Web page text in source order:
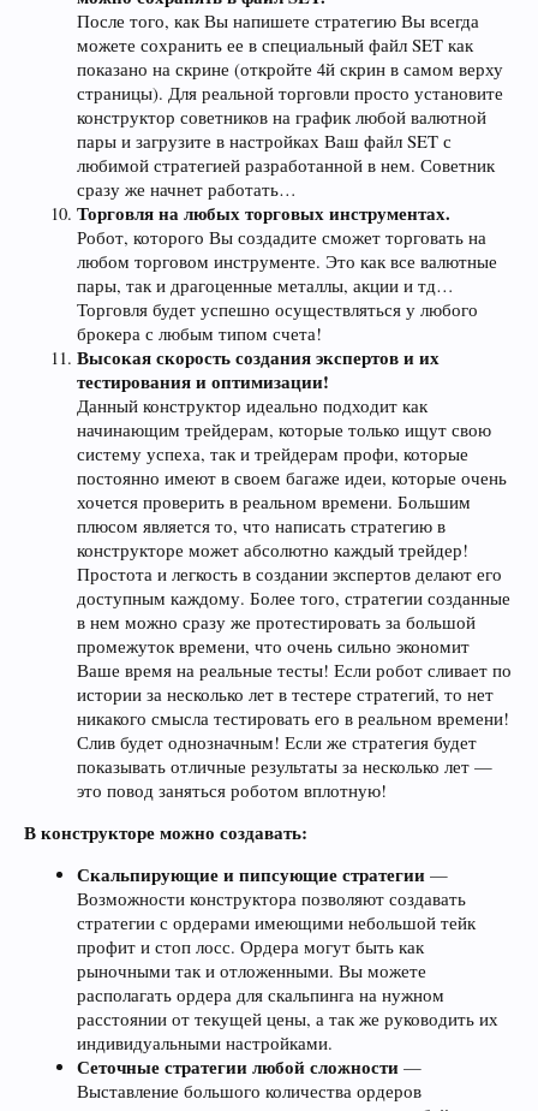
После того, как Вы напишете стратегию Вы всегда
можете сохранить ее в специальный файл SET как
показано на скрине (откройте 4й скрин в самом верху
страницы). Для реальной торговли просто установите
конструктор советников на график любой валютной
пары и загрузите в настройках Ваш файл SET с
любимой стратегией разработанной в нем. Советник
сразу же начнет работать…
Торговля на любых торговых инструментах.
Робот, которого Вы создадите сможет торговать на
любом торговом инструменте. Это как все валютные
пары, так и драгоценные металлы, акции и тд…
Торговля будет успешно осуществляться у любого
брокера с любым типом счета!
Высокая скорость создания экспертов и их
тестирования и оптимизации!
Данный конструктор идеально подходит как
начинающим трейдерам, которые только ищут свою
систему успеха, так и трейдерам профи, которые
постоянно имеют в своем багаже идеи, которые очень
хочется проверить в реальном времени. Большим
плюсом является то, что написать стратегию в
конструкторе может абсолютно каждый трейдер!
Простота и легкость в создании экспертов делают его
доступным каждому. Более того, стратегии созданные
в нем можно сразу же протестировать за большой
промежуток времени, что очень сильно экономит
Ваше время на реальные тесты! Если робот сливает по
истории за несколько лет в тестере стратегий, то нет
никакого смысла тестировать его в реальном времени!
Слив будет однозначным! Если же стратегия будет
показывать отличные результаты за несколько лет —
это повод заняться роботом вплотную!
В конструкторе можно создавать:
Скальпирующие и пипсующие стратегии —
Возможности конструктора позволяют создавать
стратегии с ордерами имеющими небольшой тейк
профит и стоп лосс. Ордера могут быть как
рыночными так и отложенными. Вы можете
располагать ордера для скальпинга на нужном
расстоянии от текущей цены, а так же руководить их
индивидуальными настройками.
Сеточные стратегии любой сложности —
Выставление большого количества ордеров